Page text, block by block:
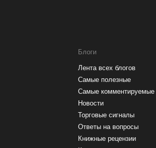
Блоги
Лента всех блогов
Самые полезные
Самые комментируемые
Новости
Торговые сигналы
Ответы на вопросы
Книжные рецензии